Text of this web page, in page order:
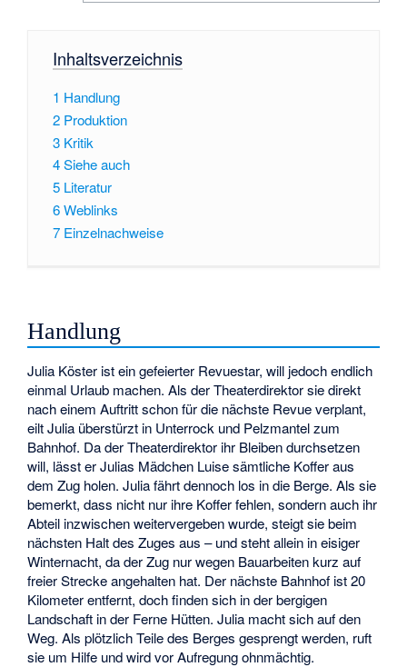
Inhaltsverzeichnis
1 Handlung
2 Produktion
3 Kritik
4Siehe auch
5 Literatur
6Weblinks
7 Einzelnachweise
Handlung
Julia Köster ist ein gefeierter Revuestar, will jedoch endlich
einmal Urlaub machen. Als der Theaterdirektor sie direkt
nach einem Auftritt schon für die nächste Revue verplant,
eilt Julia überstürzt in Unterrock und Pelzmantel zum
Bahnhof. Da der Theaterdirektor ihr Bleiben durchsetzen
will, lässt er Julias Mädchen Luise sämtliche Koffer aus
dem Zug holen. Julia fährt dennoch los in die Berge. Als sie
bemerkt, dass nicht nur ihre Koffer fehlen, sondern auch ihr
Abteil inzwischen weitervergeben wurde, steigt sie beim
nächsten Halt des Zuges aus – und steht allein in eisiger
Winternacht, da der Zug nur wegen Bauarbeiten kurz auf
freier Strecke angehalten hat. Der nächste Bahnhof ist 20
Kilometer entfernt, doch finden sich in der bergigen
Landschaft in der Ferne Hütten. Julia macht sich auf den
Weg. Als plötzlich Teile des Berges gesprengt werden, ruft
sie um Hilfe und wird vor Aufregung ohnmächtig.